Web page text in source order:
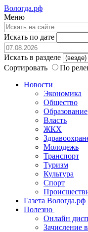
Вологда.рф
Меню
Искать по дате
Искать в разделе
Сортировать
По
Новости
Экономика
Общество
Образование
Власть
ЖКХ
Молодежь
Транспорт
Туризм
Культура
Спорт
Газета Вологда.рф
Полезно
Онлайн
Зачисление